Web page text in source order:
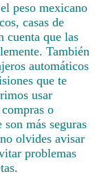
peso mexicano
casas de
cuenta que las
También
automáticos
que te
usar
o
más seguras
olvides avisar
problemas